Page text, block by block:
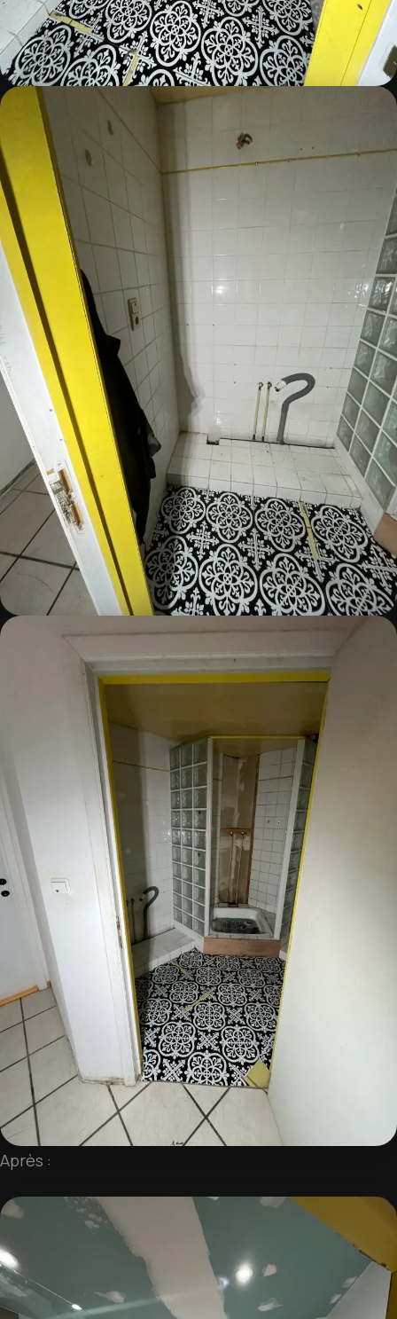
Après :